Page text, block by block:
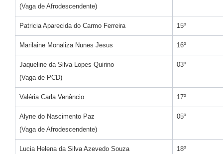
(Vaga de Afrodescendente)
Patricia Aparecida do Carmo Ferreira 15º
Marilaine Monaliza Nunes Jesus 16º
Jaqueline da Silva Lopes Quirino
(Vaga de PCD)
03º
Valéria Carla Venâncio 17º
Alyne do Nascimento Paz
(Vaga de Afrodescendente)
05º
Lucia Helena da Silva Azevedo Souza 18º